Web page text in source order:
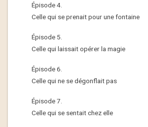
Épisode 4.
Celle qui se prenait pour une fontaine
Épisode 5.
Celle qui laissait opérer la magie
Épisode 6.
Celle qui ne se dégonflait pas
Épisode 7.
Celle qui se sentait chez elle